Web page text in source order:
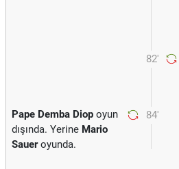
82'
84'
Pape Demba Diop oyun
dışında. Yerine Mario
Saueroyunda.